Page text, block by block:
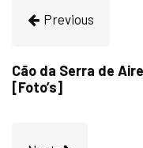
Previous
Cão da Serra de
[Foto’s]